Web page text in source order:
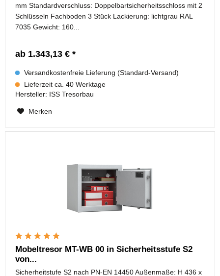
mm Standardverschluss: Doppelbartsicherheitsschloss mit 2
Schlüsseln Fachboden 3 Stück Lackierung: lichtgrau RAL
7035 Gewicht: 160...
ab 1.343,13 € *
Versandkostenfreie Lieferung (Standard-Versand)
Lieferzeit ca. 40 Werktage
Hersteller: ISS Tresorbau
Merken
Mobeltresor MT-WB 00 in Sicherheitsstufe S2
von...
Sicherheitstufe S2 nach PN-EN 14450 Außenmaße: H 436 x